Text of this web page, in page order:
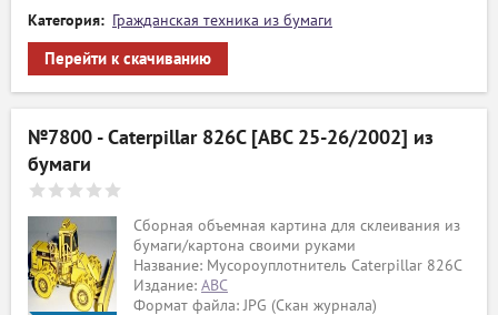
Категория: Гражданская техника из бумаги
Перейти к скачиванию
№7800 - Caterpillar 826C [ABC 25-26/2002] из
бумаги
Сборная объемная картина для склеивания из
бумаги/картона своими руками
Название: Мусороуплотнитель Caterpillar 826C
Издание: ABC
Формат файла: JPG (Скан журнала)